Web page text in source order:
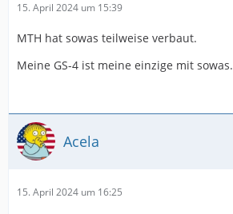
15. April 2024 um 15:39
MTH hat sowas teilweise verbaut.
Meine GS-4 ist meine einzige mit sowas.
Acela
15. April 2024 um 16:25